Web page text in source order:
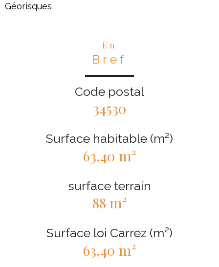
Géorisques
En
Bref
Code postal
34530
Surface habitable (m²)
63,40 m²
surface terrain
88 m²
Surface loi Carrez (m²)
63,40 m²